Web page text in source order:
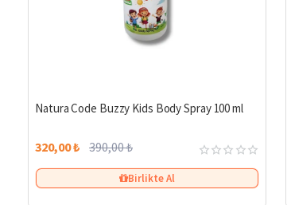
Natura Code Buzzy Kids Body Spray 100 ml
320,00 ₺ 390,00 ₺
Birlikte Al